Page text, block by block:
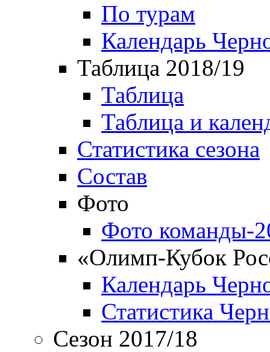
По турам
Календарь
Таблица 2018/19
Таблица
Таблица и
Статистика сезона
Состав
Фото
Фото команды-
«Олимп-Кубок
Календарь
Статистика
Сезон 2017/18